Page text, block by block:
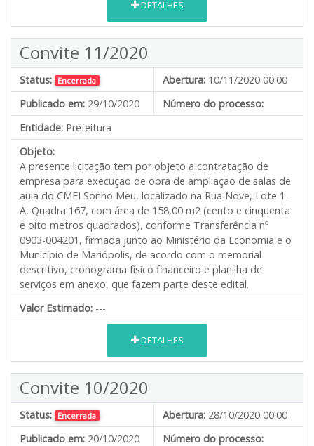
DETALHES
Convite 11/2020
Status: Encerrada Abertura: 10/11/2020 00:00
Publicado em: 29/10/2020
Número do processo:
Entidade: Prefeitura
Objeto:
A presente licitação tem por objeto a contratação de
empresa para execução de obra de ampliação de salas de
aula do CMEI Sonho Meu, localizado na Rua Nove, Lote 1-
A, Quadra 167, com área de 158,00 m2 (cento e cinquenta
e oito metros quadrados), conforme Transferência nº
0903-004201, firmada junto ao Ministério da Economia e o
Município de Mariópolis, de acordo com o memorial
descritivo, cronograma físico financeiro e planilha de
serviços em anexo, que fazem parte deste edital.
Valor Estimado: ---
DETALHES
Convite 10/2020
Status: Encerrada Abertura: 28/10/2020 00:00
Publicado em: 20/10/2020
Número do processo: